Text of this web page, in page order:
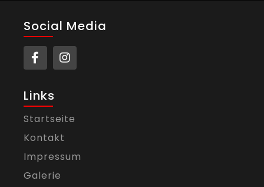
Social Media
Links
Startseite
Kontakt
Impressum
Galerie